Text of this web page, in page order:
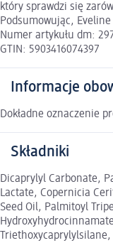
który sprawdzi się
Podsumowując,
Numer artykułu dm:
GTIN: 5903416074397
Informacje
Dokładne oznaczenie
Składniki
Dicaprylyl Carbonate,
Lactate, Copernicia
Seed Oil, Palmitoyl
Triethoxycaprylylsilane,